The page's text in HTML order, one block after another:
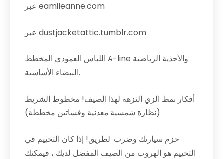
عبر eamileanne.com
عبر dustjacketattic.tumblr.com
اللباس العمودي المخطط A-line والأحذية الرياضية
البيضاء الأساسية.
أفكار نمط الزي النزهة لهذا الصيف! مخطوط الشريط
(نظارة شمسية معدنية وفساتين مخططة)
حزم سيارتك وضرب الطريق! إذا كان التخييم في
التخييم هو الهروب من الصيف المفضل لديك ، فيمكنك